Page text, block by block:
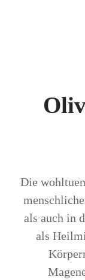
Die
als auch in
als